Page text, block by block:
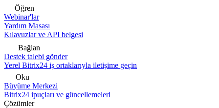
Öğren
Webinar'lar
Yardım Masası
Kılavuzlar ve API belgesi
Bağlan
Destek talebi gönder
Yerel Bitrix24 iş ortaklarıyla iletişime geçin
Oku
Büyüme Merkezi
Bitrix24 ipuçları ve güncellemeleri
Çözümler